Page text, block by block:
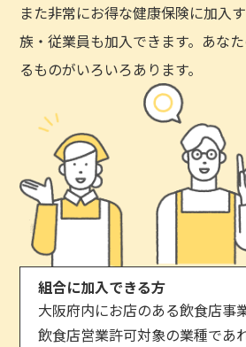
また非常にお得な健康保険に加入
族・従業員も加入できます。あな
るものがいろいろあります。
組合に加入できる方
大阪府内にお店のある飲食店事
飲食店営業許可対象の業種であ